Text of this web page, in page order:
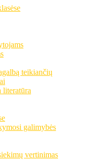
teikiančių
literatūra
galimybės
vertinimas